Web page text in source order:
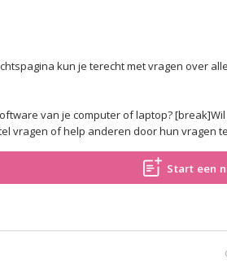
kun je terecht met vragen over
van je computer of laptop?
vragen of help anderen door hun vragen
Start een